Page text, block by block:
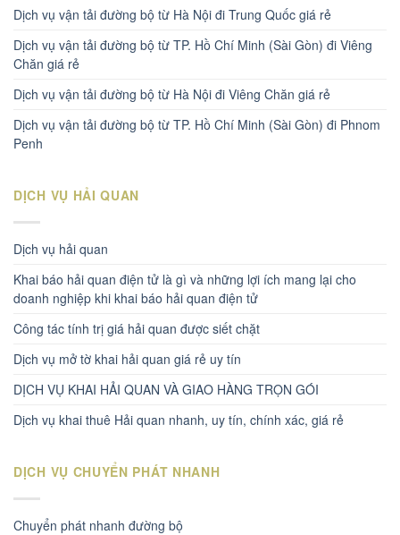
Dịch vụ vận tải đường bộ từ Hà Nội đi Trung Quốc giá rẻ
Dịch vụ vận tải đường bộ từ TP. Hồ Chí Minh (Sài Gòn) đi Viêng
Chăn giá rẻ
Dịch vụ vận tải đường bộ từ Hà Nội đi Viêng Chăn giá rẻ
Dịch vụ vận tải đường bộ từ TP. Hồ Chí Minh (Sài Gòn) đi Phnom
Penh
DỊCH VỤ HẢI QUAN
Dịch vụ hải quan
Khai báo hải quan điện tử là gì và những lợi ích mang lại cho
doanh nghiệp khi khai báo hải quan điện tử
Công tác tính trị giá hải quan được siết chặt
Dịch vụ mở tờ khai hải quan giá rẻ uy tín
DỊCH VỤ KHAI HẢI QUAN VÀ GIAO HÀNG TRỌN GÓI
Dịch vụ khai thuê Hải quan nhanh, uy tín, chính xác, giá rẻ
DỊCH VỤ CHUYỂN PHÁT NHANH
Chuyển phát nhanh đường bộ